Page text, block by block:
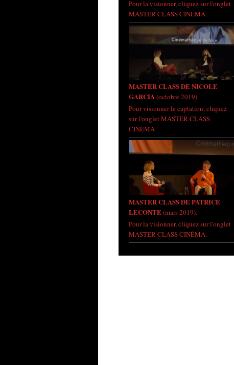
Pour la visionner, cliquez sur l'onglet
MASTER CLASS CINÉMA.
MASTER CLASS DE NICOLE
GARCIA(octobre 2019)
Pour visionner la captation, cliquez
sur l'onglet MASTER CLASS
CINÉMA
MASTER CLASS DE PATRICE
LECONTE(mars 2019).
Pour la visionner, cliquez sur l'onglet
MASTER CLASS CINÉMA.